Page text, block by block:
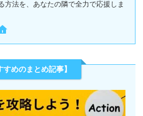
方法を、あなたの隣で全力で応援しま
めのまとめ記事】